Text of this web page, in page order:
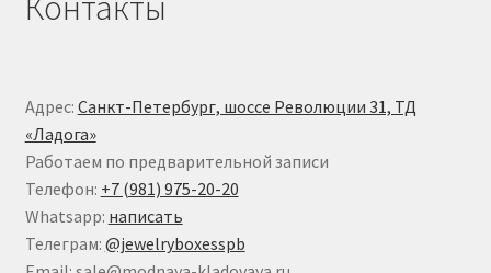
Адрес: Санкт-Петербург, шоссе Революции 31, ТД
«Ладога»
Работаем по предварительной записи
Телефон: +7 (981) 975-20-20
Whatsapp: написать
Телеграм: @jewelryboxesspb